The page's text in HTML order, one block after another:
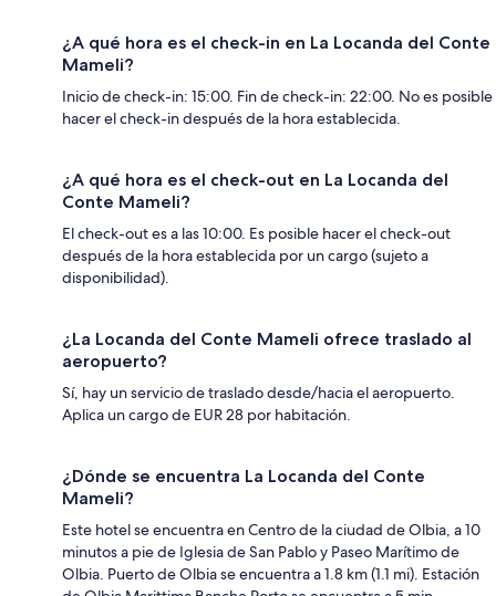
¿A qué hora es el check-in en La Locanda del Conte
Mameli?
Inicio de check-in: 15:00. Fin de check-in: 22:00. No es posible
hacer el check-in después de la hora establecida.
¿A qué hora es el check-out en La Locanda del
Conte Mameli?
El check-out es a las 10:00. Es posible hacer el check-out
después de la hora establecida por un cargo (sujeto a
disponibilidad).
¿La Locanda del Conte Mameli ofrece traslado al
aeropuerto?
Sí, hay un servicio de traslado desde/hacia el aeropuerto.
Aplica un cargo de EUR 28 por habitación.
¿Dónde se encuentra La Locanda del Conte
Mameli?
Este hotel se encuentra en Centro de la ciudad de Olbia, a 10
minutos a pie de Iglesia de San Pablo y Paseo Marítimo de
Olbia. Puerto de Olbia se encuentra a 1.8 km (1.1 mi). Estación